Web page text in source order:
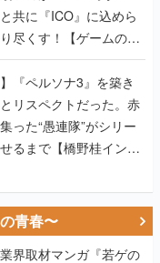
『ペルソナ3』を築き
リスペクトだった。赤
った“愚連隊”がシリー
るまで【橋野桂インタ
青春〜
界取材マンガ『若ゲの
売。『ポケモン』田尻
』遠藤雅伸さんらの貴
録